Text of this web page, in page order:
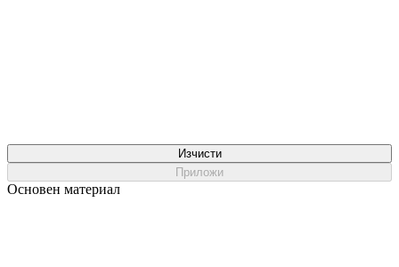
Изчисти
Приложи
Основен материал